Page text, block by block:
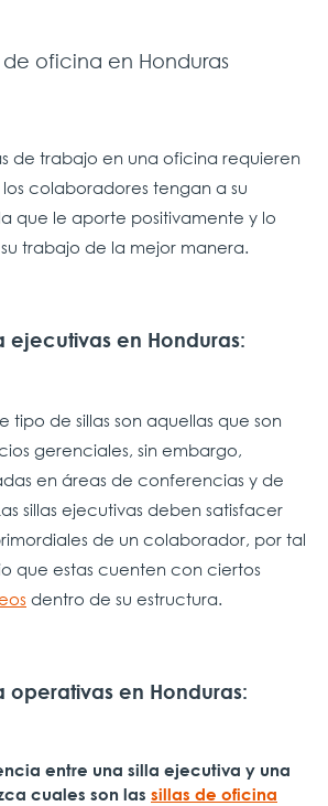
de oficina en Honduras
de trabajo en una oficina requieren
colaboradores tengan a su
que le aporte positivamente y lo
trabajo de la mejor manera.
ejecutivas en Honduras:
tipo de sillas son aquellas que son
gerenciales, sin embargo,
en áreas de conferencias y de
sillas ejecutivas deben satisfacer
de un colaborador, por tal
que estas cuenten con ciertos
dentro de su estructura.
operativas en Honduras:
entre una silla ejecutiva y una
cuales son las sillas de oficina